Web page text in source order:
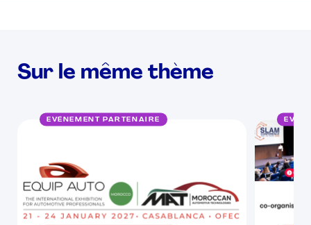
Sur le même thème
EVÉNEMENT PARTENAIRE